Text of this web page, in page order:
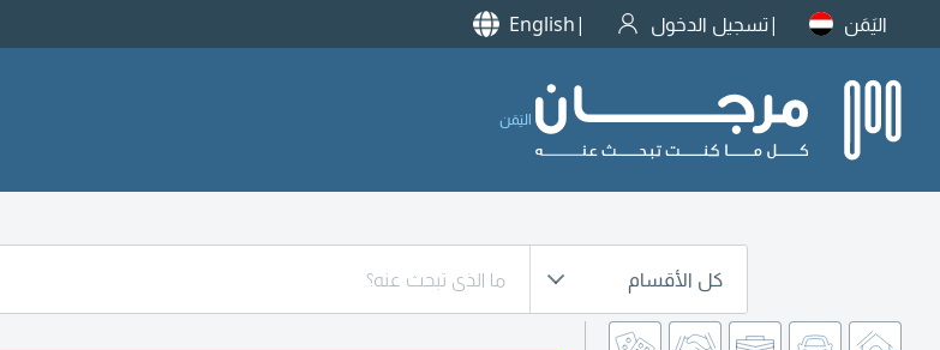
اليَمَن تسجيل الدخول English
اليَمَن
كل الأقسام